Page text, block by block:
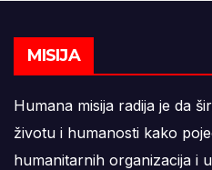
MISIJA
Humana misija radija je da
životu i humanosti kako
humanitarnih organizacija i